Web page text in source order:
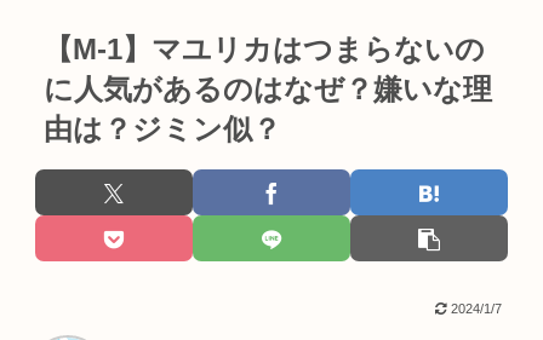
【M-1】マユリカはつまらないの
に人気があるのはなぜ？嫌いな理
由は？ジミン似？
2024/1/7